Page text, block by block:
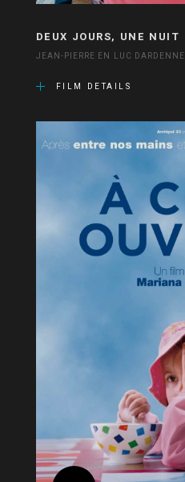
DEUX JOURS, UNE NUIT
JEAN-PIERRE EN LUC DARDENNE
FILM DETAILS